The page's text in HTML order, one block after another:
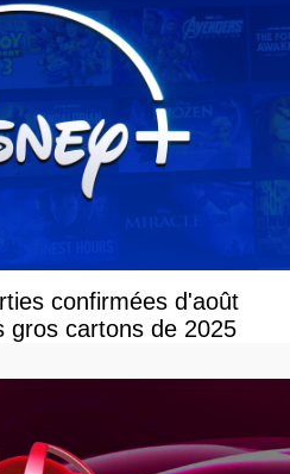
confirmées d'août
gros cartons de 2025